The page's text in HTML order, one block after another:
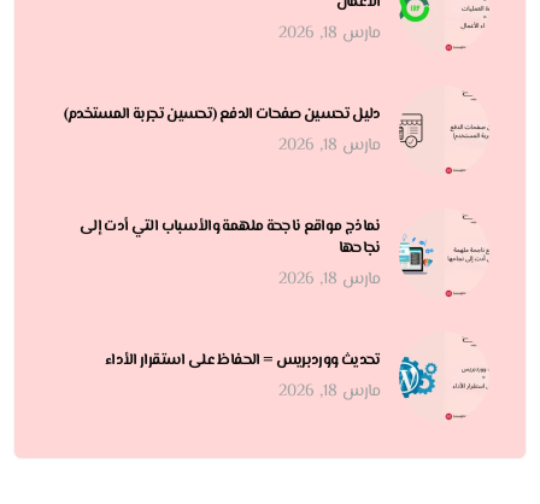
مارس 18, 2026
دليل تحسين صفحات الدفع (تحسين تجربة المستخدم)
مارس 18, 2026
نماذج مواقع ناجحة ملهمة والأسباب التي أدت إلى
نجاحها
مارس 18, 2026
تحديث ووردبريس = الحفاظ على استقرار الأداء
مارس 18, 2026